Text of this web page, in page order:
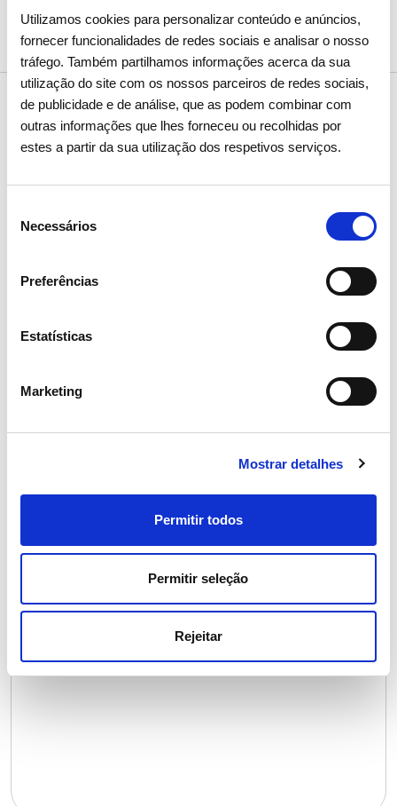
Utilizamos cookies para personalizar conteúdo e anúncios,
fornecer funcionalidades de redes sociais e analisar o nosso
tráfego. Também partilhamos informações acerca da sua
utilização do site com os nossos parceiros de redes sociais,
de publicidade e de análise, que as podem combinar com
outras informações que lhes forneceu ou recolhidas por
estes a partir da sua utilização dos respetivos serviços.
Necessários
Preferências
Estatísticas
Marketing
Mostrar detalhes
Permitir todos
Permitir seleção
Rejeitar
PROGRAMA PLUG-IN | EMBAIXADORES REN
Que tipo deiniciativas
temos desenhadas para
ti?
Trainees da REN e os seus testemunhos;
para te orientar neste desafio e potenciar o teu
networking;
Follow-up com os Recursos Humanos
alinhamento de expectativas.